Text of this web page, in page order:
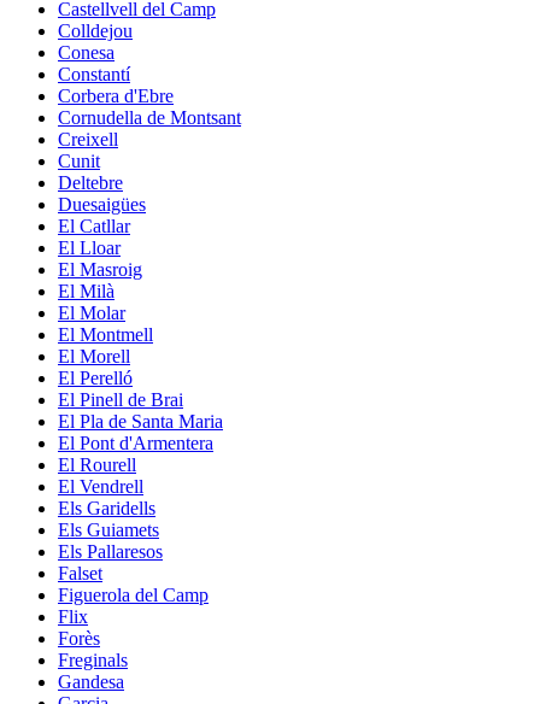
Castellvell del Camp
Colldejou
Conesa
Constantí
Corbera d'Ebre
Cornudella de Montsant
Creixell
Cunit
Deltebre
Duesaigües
El Catllar
El Lloar
El Masroig
El Milà
El Molar
El Montmell
El Morell
El Perelló
El Pinell de Brai
El Pla de Santa Maria
El Pont d'Armentera
El Rourell
El Vendrell
Els Garidells
Els Guiamets
Els Pallaresos
Falset
Figuerola del Camp
Flix
Forès
Freginals
Gandesa